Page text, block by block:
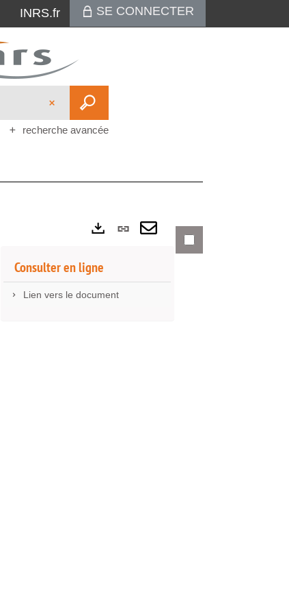
INRS.fr SE CONNECTER
recherche avancée
Lien
permanent
Envoyer
Consulter en ligne
Lien vers le document